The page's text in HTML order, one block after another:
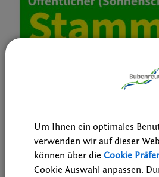
Um Ihnen ein optimales
verwenden wir auf dieser
können über die Cookie
Cookie Auswahl anpassen.